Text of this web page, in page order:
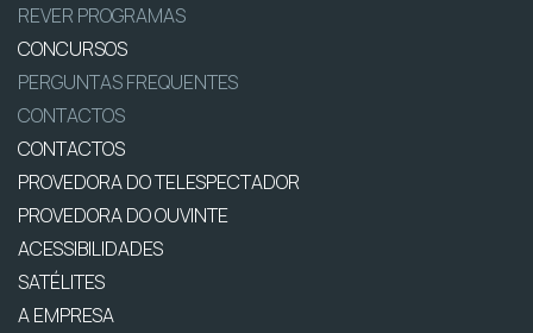
REVER PROGRAMAS
CONCURSOS
PERGUNTAS FREQUENTES
CONTACTOS
CONTACTOS
PROVEDORA DO TELESPECTADOR
PROVEDORA DO OUVINTE
ACESSIBILIDADES
SATÉLITES
A EMPRESA